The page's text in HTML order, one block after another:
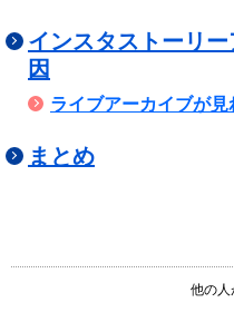
インスタストーリ
因
ライブアーカイブが見
まとめ
他の人